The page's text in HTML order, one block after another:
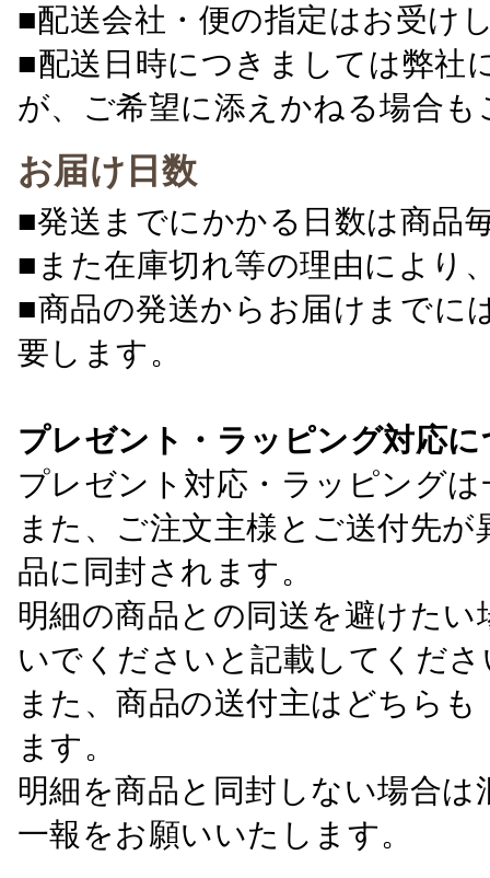
■配送会社・便の指定はお受け
■配送日時につきましては弊社
が、ご希望に添えかねる場合
お届け日数
■発送までにかかる日数は商品
■また在庫切れ等の理由により
■商品の発送からお届けまでに
要します。
プレゼント・ラッピング対応
プレゼント対応・ラッピング
また、ご注文主様とご送付先
品に同封されます。
明細の商品との同送を避けた
いでくださいと記載してくださ
また、商品の送付主はどちら
ます。
明細を商品と同封しない場合
一報をお願いいたします。